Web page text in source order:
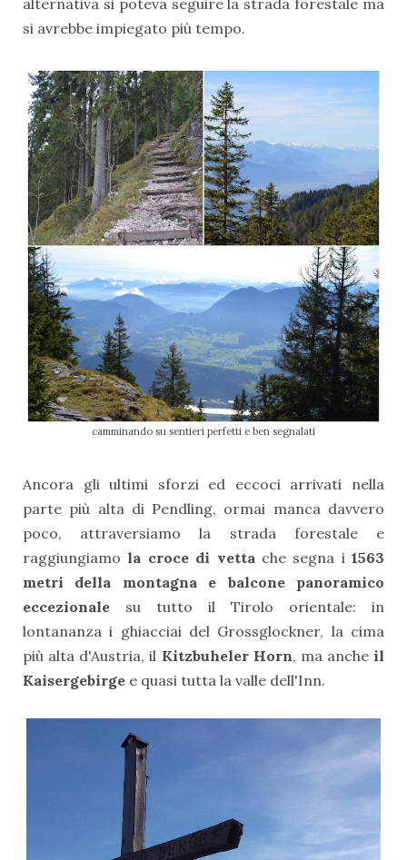
si avrebbe impiegato più tempo.
camminando su sentieri perfetti e ben segnalati
Ancora gli ultimi sforzi ed eccoci arrivati nella
parte più alta di Pendling, ormai manca davvero
poco, attraversiamo la strada forestale e
raggiungiamo la croce di vetta che segna i 1563
metri della montagna e balcone panoramico
eccezionale su tutto il Tirolo orientale: in
lontananza i ghiacciai del Grossglockner, la cima
più alta d'Austria, il Kitzbuheler Horn, ma anche il
Kaisergebirge e quasi tutta la valle dell'Inn.